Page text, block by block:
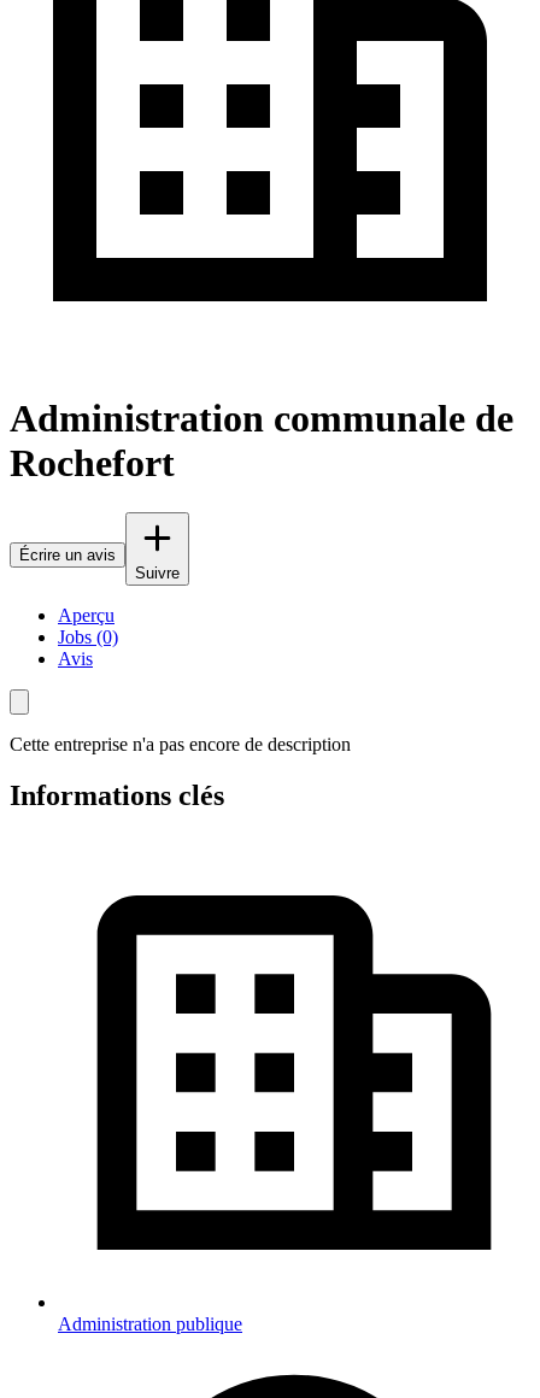
Administration communale de
Rochefort
Écrire un avis
Suivre
Aperçu
Jobs (0)
Avis
Cette entreprise n'a pas encore de description
Informations clés
Administration publique